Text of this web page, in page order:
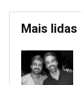
Mais lidas